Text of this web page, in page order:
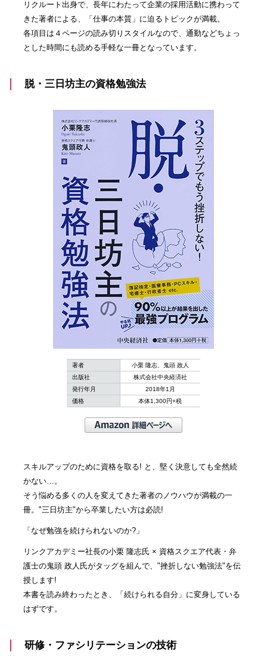
リクルート出身で、長年にわたって企業の採用活動に携わって
きた著者による、「仕事の本質」に迫るトピックが満載。
各項目は４ページの読み切りスタイルなので、通勤などちょっ
とした時間にも読める手軽な一冊となっています。
脱・三日坊主の資格勉強法
著者
小栗 隆志、鬼頭 政人
出版社
株式会社中央経済社
発行年月
2018年1月
価格
本体1,300円+税
スキルアップのために資格を取る! と、堅く決意しても全然続
かない…。
そう悩める多くの人を変えてきた著者のノウハウが満載の一
冊。"三日坊主"から卒業したい方は必読!
「なぜ勉強を続けられないのか?」
リンクアカデミー社長の小栗 隆志氏 × 資格スクエア代表・弁
護士の鬼頭 政人氏がタッグを組んで、"挫折しない勉強法"を伝
授します!
本書を読み終わったとき、「続けられる自分」に変身している
はずです。
研修・ファシリテーションの技術